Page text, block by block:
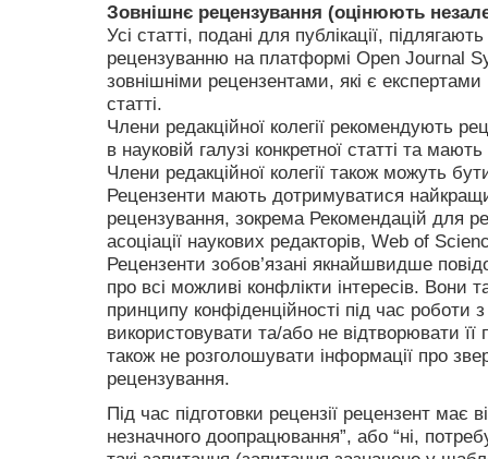
Зовнішнє рецензування (оцінюють
Усі статті, подані для публікації,
рецензуванню на платформі Open Journal
зовнішніми рецензентами, які є експертами
статті.
Члени редакційної колегії рекомендують
в науковій галузі конкретної статті та
Члени редакційної колегії також можуть
Рецензенти мають дотримуватися
рецензування, зокрема Рекомендацій для
асоціації наукових редакторів, Web of
Рецензенти зобов’язані якнайшвидше
про всі можливі конфлікти інтересів.
принципу конфіденційності під час роботи
використовувати та/або не відтворювати
також не розголошувати інформації про
рецензування.
Під час підготовки рецензії рецензент має
незначного доопрацювання”, або “ні,